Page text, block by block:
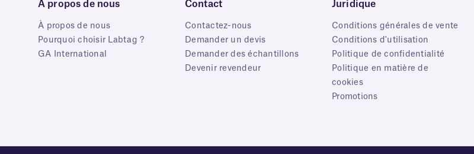
À propos de nous
À propos de nous
Pourquoi choisir Labtag ?
GA International
Contact
Contactez-nous
Demander un devis
Demander des échantillons
Devenir revendeur
Juridique
Conditions générales de vente
Conditions d'utilisation
Politique de confidentialité
Politique en matière de
cookies
Promotions